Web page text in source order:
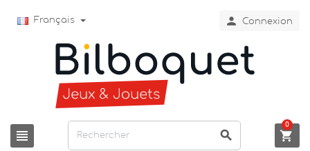
Français  Connexion
  
0